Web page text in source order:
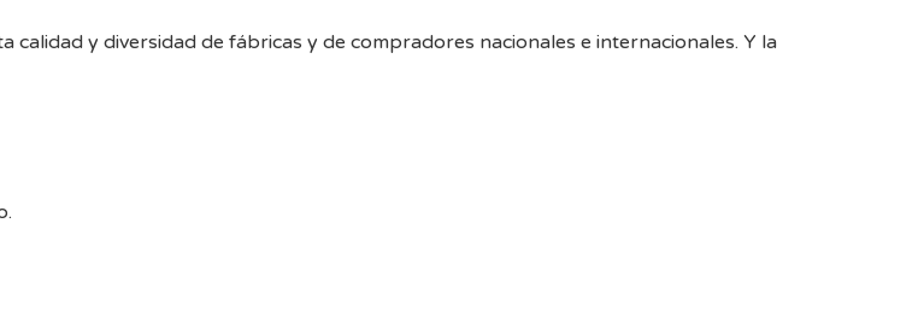
calidad y diversidad de fábricas y de compradores nacionales e internacionales. Y la